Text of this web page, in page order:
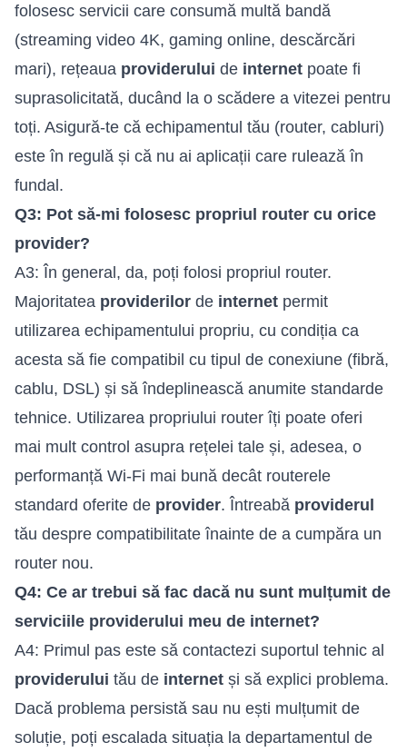
folosesc servicii care consumă multă bandă
(streaming video 4K, gaming online, descărcări
mari), rețeaua providerului de internet poate fi
suprasolicitată, ducând la o scădere a vitezei pentru
toți. Asigură-te că echipamentul tău (router, cabluri)
este în regulă și că nu ai aplicații care rulează în
fundal.
Q3: Pot să-mi folosesc propriul router cu orice
provider?
A3: În general, da, poți folosi propriul router.
Majoritatea providerilor de internet permit
utilizarea echipamentului propriu, cu condiția ca
acesta să fie compatibil cu tipul de conexiune (fibră,
cablu, DSL) și să îndeplinească anumite standarde
tehnice. Utilizarea propriului router îți poate oferi
mai mult control asupra rețelei tale și, adesea, o
performanță Wi-Fi mai bună decât routerele
standard oferite de provider. Întreabă providerul
tău despre compatibilitate înainte de a cumpăra un
router nou.
Q4: Ce ar trebui să fac dacă nu sunt mulțumit de
serviciile providerului meu de internet?
A4: Primul pas este să contactezi suportul tehnic al
providerului tău de internet și să explici problema.
Dacă problema persistă sau nu ești mulțumit de
soluție, poți escalada situația la departamentul de